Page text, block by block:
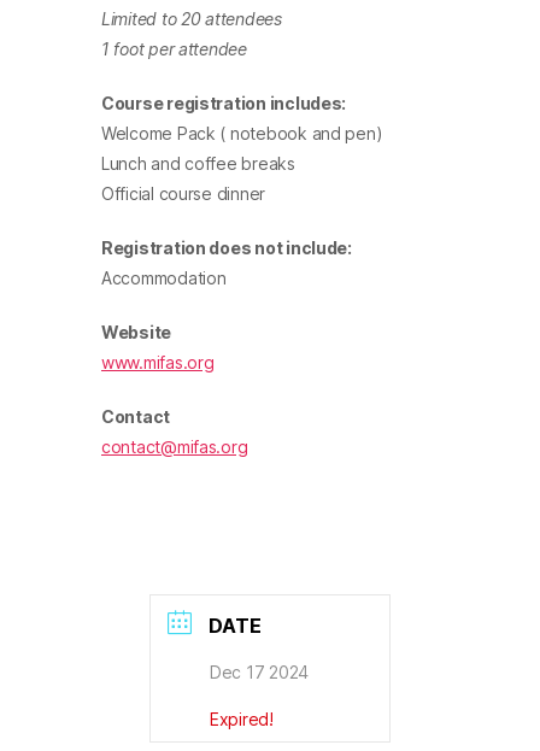
Limited to 20 attendees
1 foot per attendee
Course registration includes:
Welcome Pack ( notebook and pen)
Lunch and coffee breaks
Official course dinner
Registration does not include:
Accommodation
Website
www.mifas.org
Contact
contact@mifas.org
DATE
Dec 17 2024
Expired!